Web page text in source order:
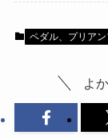
ペダル、プリアン
よ